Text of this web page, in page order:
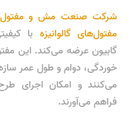
شرکت صنعت مش و مفتول
مفتول‌های گالوانیزه با
گابیون عرضه می‌کند. این
خوردگی، دوام و طول عمر
می‌کنند و امکان اجرای
فراهم می‌آورند.